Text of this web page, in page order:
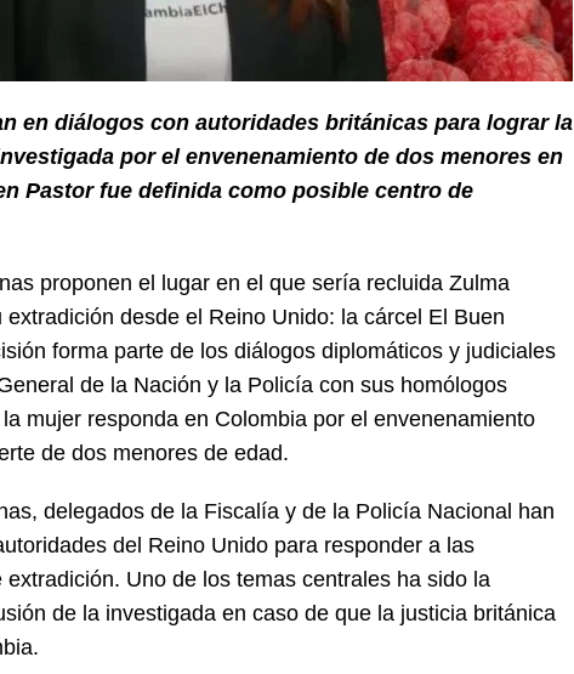
en diálogos con autoridades británicas para lograr la
por el envenenamiento de dos menores en
Pastor fue definida como posible centro de
proponen el lugar en el que sería recluida Zulma
desde el Reino Unido: la cárcel El Buen
forma parte de los diálogos diplomáticos y judiciales
de la Nación y la Policía con sus homólogos
mujer responda en Colombia por el envenenamiento
de dos menores de edad.
delegados de la Fiscalía y de la Policía Nacional han
del Reino Unido para responder a las
Uno de los temas centrales ha sido la
de la investigada en caso de que la justicia británica